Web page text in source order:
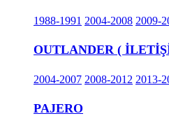
1988-1991 2004-2008 2009-
OUTLANDER (
2004-2007 2008-2012 2013-
PAJERO